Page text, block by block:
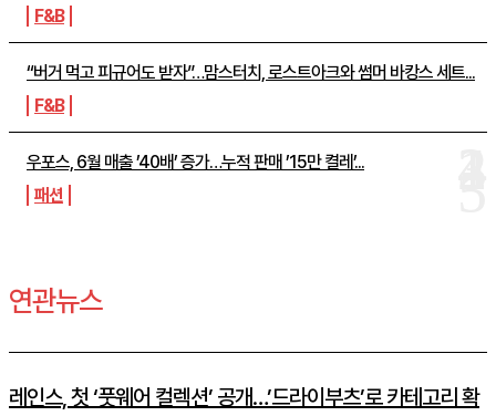
F&B
“버거 먹고 피규어도 받자”…맘스터치, 로스트아크와 썸머 바캉스 세트...
F&B
우포스, 6월 매출 ’40배’ 증가…누적 판매 ’15만 켤레’...
패션
연관뉴스
레인스, 첫 ‘풋웨어 컬렉션’ 공개…’드라이부츠’로 카테고리 확